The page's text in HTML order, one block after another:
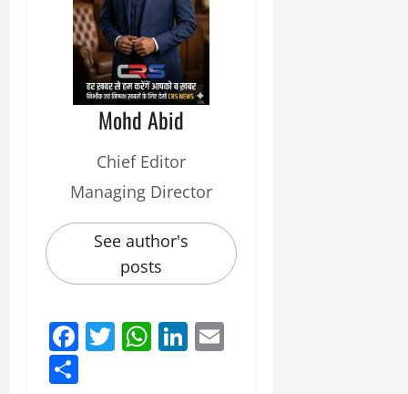
Mohd Abid
Chief Editor
Managing Director
See author's
posts
Facebook
Twitter
WhatsApp
LinkedIn